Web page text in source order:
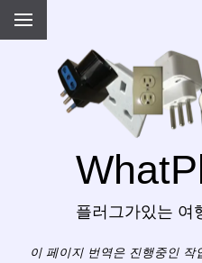
플러그가있는 여
이 페이지 번역은 진행중인